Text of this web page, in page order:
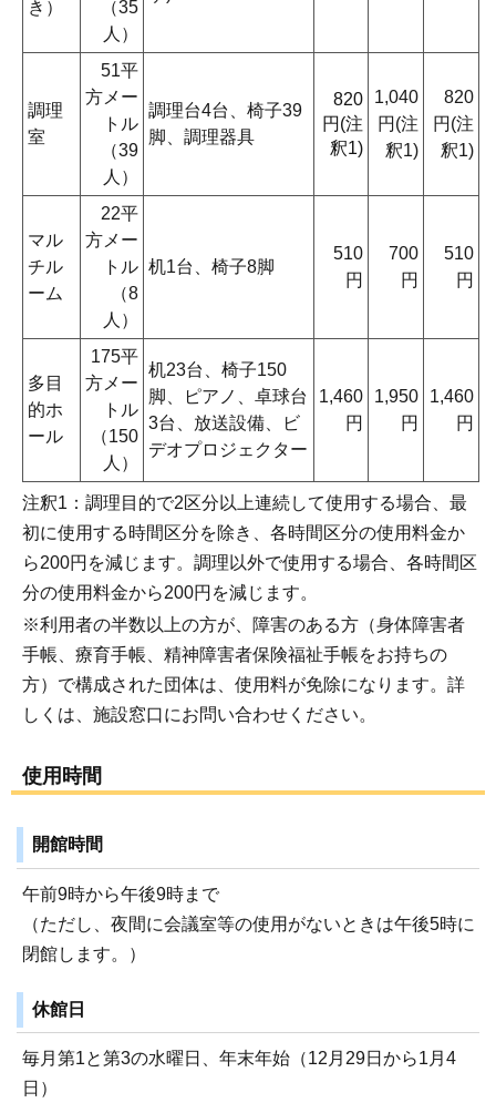
き）
（35
人）
調理
室
51平
方メー
トル
（39
人）
調理台4台、椅子39
脚、調理器具
820
円(注
釈1)
1,040
円(注
釈1)
820
円(注
釈1)
マル
チル
ーム
22平
方メー
トル
（8
人）
机1台、椅子8脚
510
円
700
円
510
円
多目
的ホ
ール
175平
方メー
トル
（150
人）
机23台、椅子150
脚、ピアノ、卓球台
3台、放送設備、ビ
デオプロジェクター
1,460
円
1,950
円
1,460
円
注釈1：調理目的で2区分以上連続して使用する場合、最
初に使用する時間区分を除き、各時間区分の使用料金か
ら200円を減じます。調理以外で使用する場合、各時間区
分の使用料金から200円を減じます。
※利用者の半数以上の方が、障害のある方（身体障害者
手帳、療育手帳、精神障害者保険福祉手帳をお持ちの
方）で構成された団体は、使用料が免除になります。詳
しくは、施設窓口にお問い合わせください。
使用時間
開館時間
午前9時から午後9時まで
（ただし、夜間に会議室等の使用がないときは午後5時に
閉館します。）
休館日
毎月第1と第3の水曜日、年末年始（12月29日から1月4
日）